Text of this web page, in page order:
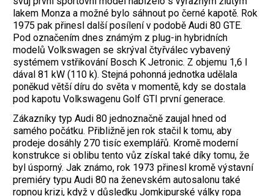
lakem Monza a možné bylo sáhnout po černé kapotě. Rok
1975 pak přinesl další posílení v podobě Audi 80 GTE.
Pod označením dnes známým z plug-in hybridních
modelů Volkswagen se skrýval čtyřválec vybavený
systémem vstřikování Bosch K Jetronic. Z objemu 1,6 l
dával 81 kW (110 k). Stejná pohonná jednotka udělala
poněkud větší díru do světa v momentě, kdy se dostala
pod kapotu Volkswagenu Golf GTI první generace.
Zákazníky typ Audi 80 jednoznačně zaujal hned od
samého počátku. Přibližně jen rok stačil k tomu, aby
prodeje dosáhly 270 tisíc exemplářů. Kromě moderní
konstrukce si oblibu tento vůz získal také díky tomu, že
byl úsporný. Jak známo, rok 1973 přinesl kromě výstavní
premiéry typu Audi 80 na ženevském autosalonu také
ropnou krizi, když v důsledku Jomkipurské války ropa